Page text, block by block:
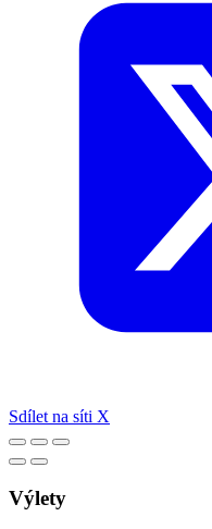
Sdílet na síti X
Výlety